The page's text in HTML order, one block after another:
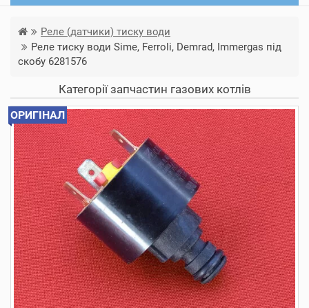
Реле (датчики) тиску води
Реле тиску води Sime, Ferroli, Demrad, Immergas під
скобу 6281576
Категорії запчастин газових котлів
ОРИГІНАЛ